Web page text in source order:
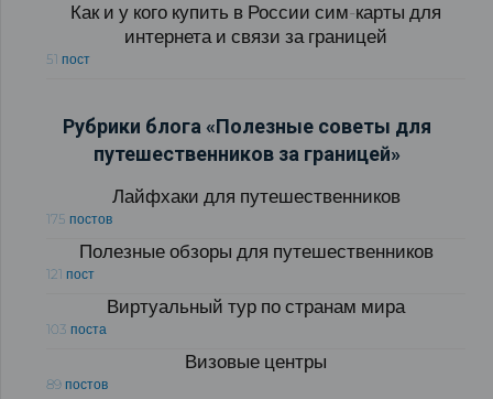
Как и у кого купить в России сим-карты для
интернета и связи за границей
51 пост
Рубрики блога «Полезные советы для
путешественников за границей»
Лайфхаки для путешественников
175 постов
Полезные обзоры для путешественников
121 пост
Виртуальный тур по странам мира
103 поста
Визовые центры
89 постов